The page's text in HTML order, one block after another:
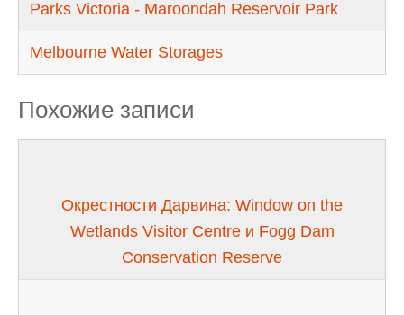
Parks Victoria - Maroondah Reservoir Park
Melbourne Water Storages
Похожие записи
Окрестности Дарвина: Window on the
Wetlands Visitor Centre и Fogg Dam
Conservation Reserve